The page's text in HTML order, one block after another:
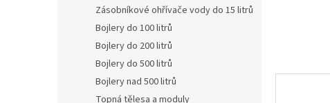
Zásobníkové ohřívače vody do 15 litrů
Bojlery do 100 litrů
Bojlery do 200 litrů
Bojlery do 500 litrů
Bojlery nad 500 litrů
Topná tělesa a moduly